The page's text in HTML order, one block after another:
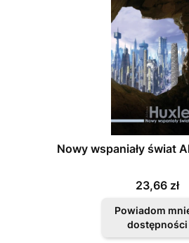
Nowy wspaniały świat
Cena
23,66 zł
Powiadom
dostępności